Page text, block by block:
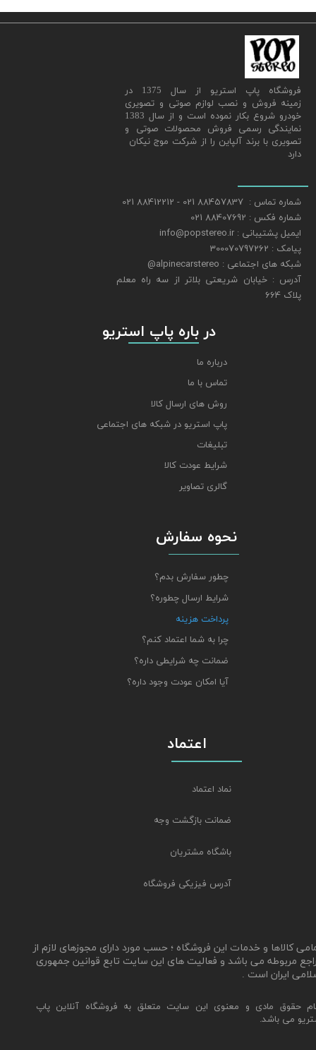
​فروشگاه پاپ استریو از سال 1375 در
زمینه فروش و نصب لوازم صوتی و تصویری
خودرو شروع بکار نموده است و از سال 1383
نمایندگی رسمی فروش محصولات صوتی و
تصویری با برند آلپاین را از شرکت موج نیکان
دارد
شماره تماس : 88457837 021 - 88412212 021
شماره فکس : 88407692 021
ایمیل پشتیبانی : info@popstereo.ir
پیامک : 300070797262
شبکه های اجتماعی : alpinecarstereo@
​​​​​​​آدرس : خیابان شریعتی بلاتر از سه راه معلم
پلاک 664
نحوه سفارش
چطور سفارش بدم؟
شرایط ارسال چطوره؟
پرداخت هزینه
چرا به شما اعتماد کنم؟
ضمانت چه شرایطی داره؟
آیا امکان عودت وجود داره؟
حقوق مادی و معنوی این سایت متعلق به فروشگاه آنلاین پاپ
می باشد.
اعتماد
نماد اعتماد
ضمانت بازگشت وجه
باشگاه مشتریان
آدرس فیزیکی فروشگاه
​​​​​​​ در باره پاپ استریو
درباره ما
تماس با ما
روش های ارسال کالا
پاپ استریو در شبکه های اجتماعی
تبلیغات
شرایط عودت کالا
گالری تصاویر
کالاها و خدمات این فروشگاه ؛ حسب مورد دارای مجوزهای لازم از
مربوطه می باشد و فعالیت های این سایت تابع قوانین جمهوری
ایران است .